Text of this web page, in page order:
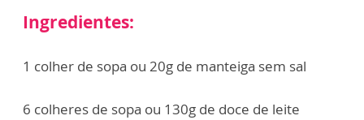
Ingredientes:
1 colher de sopa ou 20g de manteiga sem sal
6 colheres de sopa ou 130g de doce de leite